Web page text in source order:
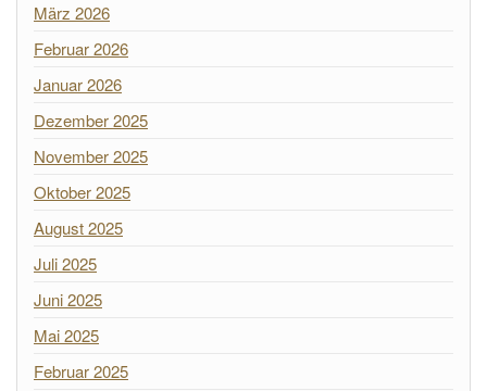
März 2026
Februar 2026
Januar 2026
Dezember 2025
November 2025
Oktober 2025
August 2025
Juli 2025
Juni 2025
Mai 2025
Februar 2025